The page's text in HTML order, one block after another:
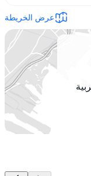
عرض الخريطة